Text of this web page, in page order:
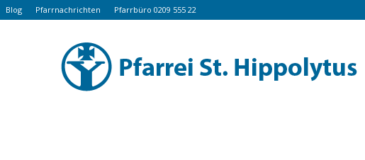
Blog Pfarrnachrichten Pfarrbüro 0209 555 22